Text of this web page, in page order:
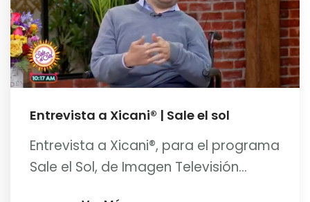
Entrevista a Xicani® | Sale el sol
Entrevista a Xicani®, para el programa
Sale el Sol, de Imagen Televisión...